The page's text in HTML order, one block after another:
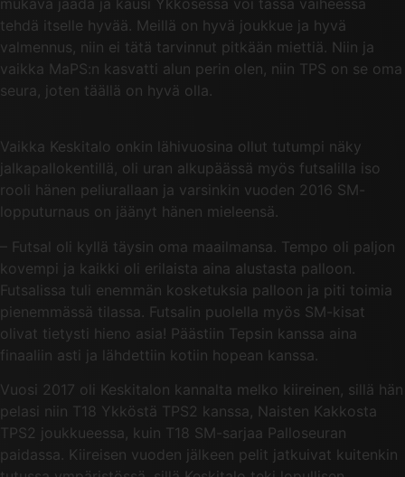
tehdä itselle hyvää. Meillä on hyvä joukkue ja hyvä
valmennus, niin ei tätä tarvinnut pitkään miettiä. Niin ja
vaikka MaPS:n kasvatti alun perin olen, niin TPS on se oma
seura, joten täällä on hyvä olla.
Vaikka Keskitalo onkin lähivuosina ollut tutumpi näky
jalkapallokentillä, oli uran alkupäässä myös futsalilla iso
rooli hänen peliurallaan ja varsinkin vuoden 2016 SM-
lopputurnaus on jäänyt hänen mieleensä.
– Futsal oli kyllä täysin oma maailmansa. Tempo oli paljon
kovempi ja kaikki oli erilaista aina alustasta palloon.
Futsalissa tuli enemmän kosketuksia palloon ja piti toimia
pienemmässä tilassa. Futsalin puolella myös SM-kisat
olivat tietysti hieno asia! Päästiin Tepsin kanssa aina
finaaliin asti ja lähdettiin kotiin hopean kanssa.
Vuosi 2017 oli Keskitalon kannalta melko kiireinen, sillä hän
pelasi niin T18 Ykköstä TPS2 kanssa, Naisten Kakkosta
TPS2 joukkueessa, kuin T18 SM-sarjaa Palloseuran
paidassa. Kiireisen vuoden jälkeen pelit jatkuivat kuitenkin